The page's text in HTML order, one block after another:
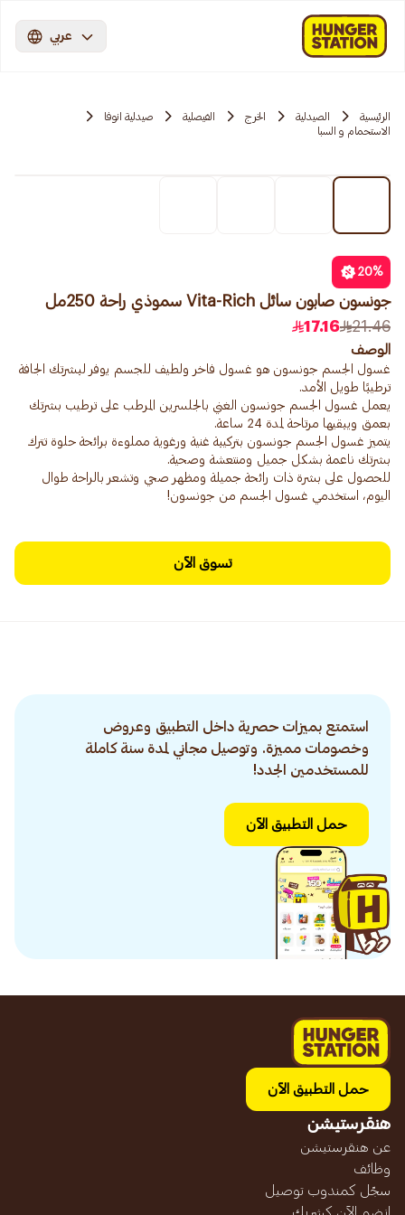
عربي
الرئيسية الصيدلية الخرج الفيصلية
صيدلية انوفا
الاستحمام و السبا
20%
جونسون صابون سائل Vita-Rich سموذي راحة 250مل
21.46
17.16
الوصف
غسول الجسم جونسون هو غسول فاخر ولطيف للجسم يوفر لبشرتك الجافة
يعمل غسول الجسم جونسون الغني بالجلسرين المرطب على ترطيب بشرتك
يتميز غسول الجسم جونسون بتركيبة غنية ورغوية مملوءة برائحة حلوة تترك
للحصول على بشرة ذات رائحة جميلة ومظهر صحي وتشعر بالراحة طوال
اليوم، استخدمي غسول الجسم من جونسون!
تسوق الآن
استمتع بميزات حصرية داخل التطبيق وعروض
وخصومات مميزة. وتوصيل مجاني لمدة سنة كاملة
للمستخدمين الجدد!
حمل التطبيق الآن
حمل التطبيق الآن
هنقرستيشن
عن هنقرستيشن
وظائف
سجّل كمندوب توصيل